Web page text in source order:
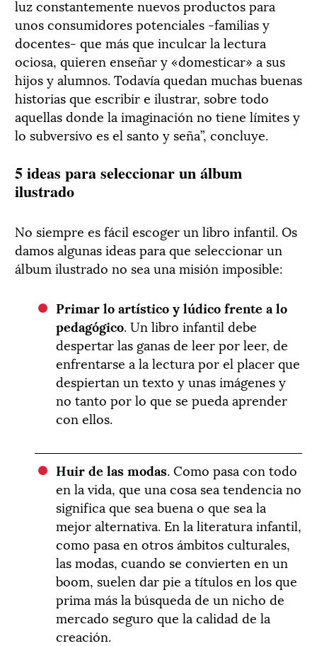
luz constantemente nuevos productos para
unos consumidores potenciales -familias y
docentes- que más que inculcar la lectura
ociosa, quieren enseñar y «domesticar» a sus
hijos y alumnos. Todavía quedan muchas buenas
historias que escribir e ilustrar, sobre todo
aquellas donde la imaginación no tiene límites y
lo subversivo es el santo y seña”, concluye.
5 ideas para seleccionar un álbum
ilustrado
No siempre es fácil escoger un libro infantil. Os
damos algunas ideas para que seleccionar un
álbum ilustrado no sea una misión imposible:
Primar lo artístico y lúdico frente a lo
pedagógico. Un libro infantil debe
despertar las ganas de leer por leer, de
enfrentarse a la lectura por el placer que
despiertan un texto y unas imágenes y
no tanto por lo que se pueda aprender
con ellos.
Huir de las modas. Como pasa con todo
en la vida, que una cosa sea tendencia no
significa que sea buena o que sea la
mejor alternativa. En la literatura infantil,
como pasa en otros ámbitos culturales,
las modas, cuando se convierten en un
boom, suelen dar pie a títulos en los que
prima más la búsqueda de un nicho de
mercado seguro que la calidad de la
creación.